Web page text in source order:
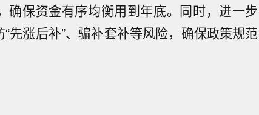
确保资金有序均衡用到年底。同时，进一步
先涨后补”、骗补套补等风险，确保政策规范
，欧洲斯托克50指数涨0.39%，意大利富